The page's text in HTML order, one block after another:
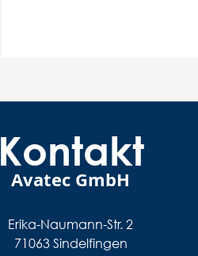
Kontakt
Avatec GmbH
Erika-Naumann-Str. 2
71063 Sindelfingen